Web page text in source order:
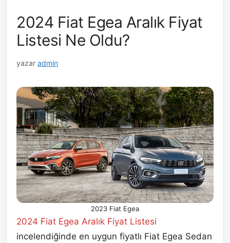
2024 Fiat Egea Aralık Fiyat
Listesi Ne Oldu?
yazar admin
2023 Fiat Egea
2024 Fiat Egea Aralık Fiyat Listesi
incelendiğinde en uygun fiyatlı Fiat Egea Sedan